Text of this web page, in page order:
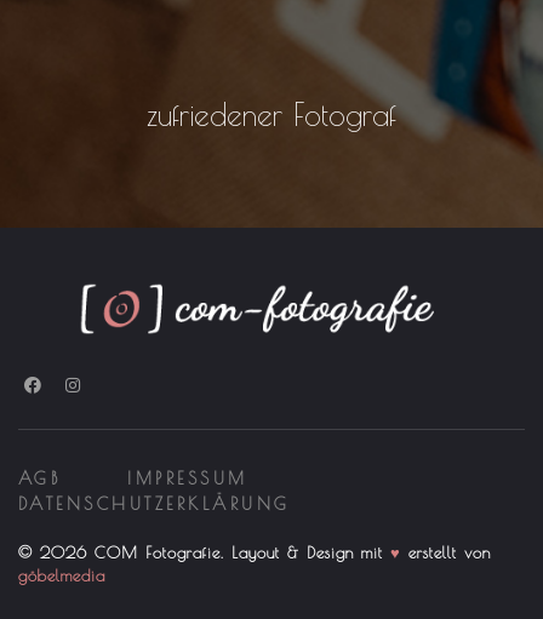
zufriedener Fotograf
AGB
IMPRESSUM
DATENSCHUTZERKLÄRUNG
© 2026 COM Fotografie. Layout & Design mit ♥ erstellt von
göbelmedia